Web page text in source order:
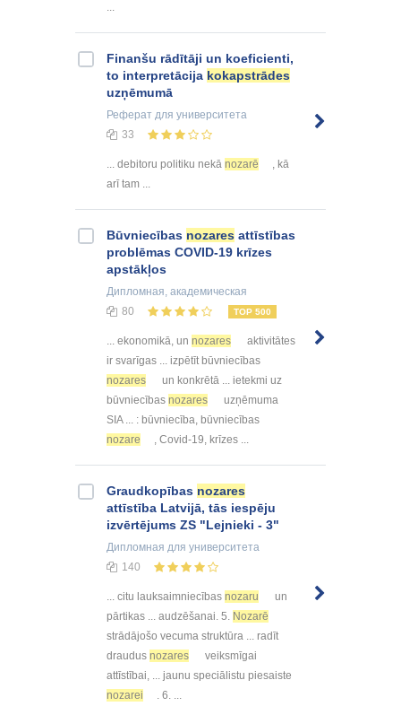
...
Finanšu rādītāji un koeficienti,
to interpretācija kokapstrādes
uzņēmumā
Реферат для университета
33
... debitoru politiku nekā nozarē
, kā
arī tam ...
Būvniecības nozares attīstības
problēmas COVID-19 krīzes
apstākļos
Дипломная, академическая
80
TOP 500
... ekonomikā, un nozares
aktivitātes
ir svarīgas ... izpētīt būvniecības
nozares
un konkrētā ... ietekmi uz
būvniecības nozares
uzņēmuma
SIA ... : būvniecība, būvniecības
nozare
, Covid-19, krīzes ...
Graudkopības nozares
attīstība Latvijā, tās iespēju
izvērtējums ZS "Lejnieki - 3"
Дипломная для университета
140
... citu lauksaimniecības nozaru
un
pārtikas ... audzēšanai. 5. Nozarē
strādājošo vecuma struktūra ... radīt
draudus nozares
veiksmīgai
attīstībai, ... jaunu speciālistu piesaiste
nozarei
. 6. ...